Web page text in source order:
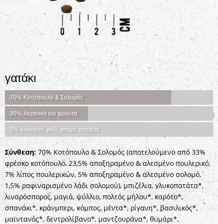
γατάκι
70% Κοτόπουλο & Σολομός
30% λαχανικά και φρούτα
0% γλουτένη, ρύζι, σιτάρι, πατάτες
Σύνθεση: 70% Κοτόπουλο & Σολομός (αποτελούμενο από 33%
φρέσκο ​​κοτόπουλο, 23,5% αποξηραμένο & αλεσμένο πουλερικό,
7% λίπος πουλερικών, 5% αποξηραμένο & αλεσμένο σολομό,
1,5% ραφιναρισμένο λάδι σολομού), μπιζέλια, γλυκοπατάτα*,
λιναρόσπορος, μαγιά, ψύλλιο, πολτός μήλου*, καρότο*,
σπανάκι*, κράνμπερι, κόμπος, μέντα*, ρίγανη*, βασιλικός*,
μαϊντανός*, δεντρολίβανο*, μαντζουράνα*, θυμάρι*,